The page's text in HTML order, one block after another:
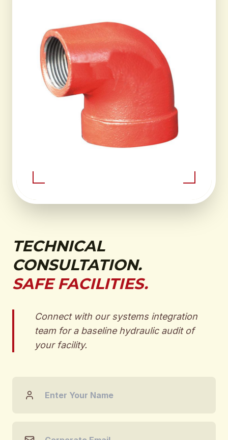
TECHNICAL
CONSULTATION.
SAFE FACILITIES.
Connect with our systems integration
team for a baseline hydraulic audit of
your facility.